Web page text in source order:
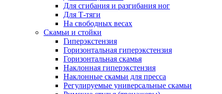
Для сгибания и разгибания ног
Для Т-тяги
На свободных весах
Скамьи и стойки
Гиперэкстензия
Горизонтальная гиперэкстензия
Горизонтальная скамья
Наклонная гиперэкстензия
Наклонные скамьи для пресса
Регулируемые универсальные скамьи